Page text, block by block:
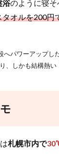
浴のように寝そ
オルを200円
パワーアップし
、しかも結構熱い
札幌市内で